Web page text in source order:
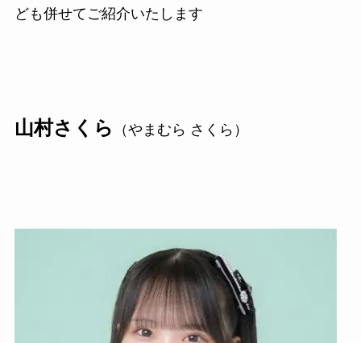
ども併せてご紹介いたします
山村さくら （やまむら さくら）